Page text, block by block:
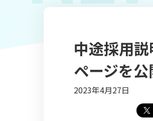
中途採用
ページを
2023年4月27日